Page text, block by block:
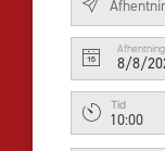
Afhentning
8/8/
Tid
10:00